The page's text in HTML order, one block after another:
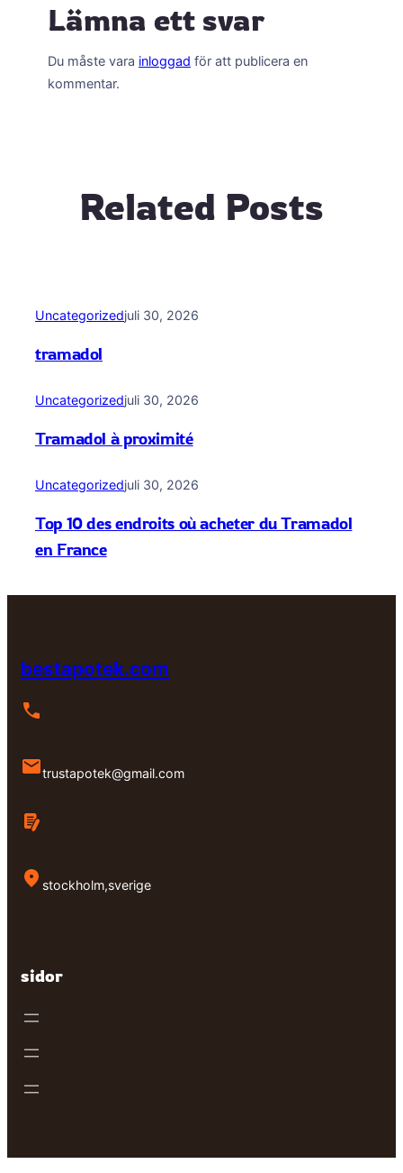
Lämna ett svar
Du måste vara inloggad för att publicera en
kommentar.
Related Posts
Uncategorizedjuli 30, 2026
tramadol
Uncategorizedjuli 30, 2026
Tramadol à proximité
Uncategorizedjuli 30, 2026
Top 10 des endroits où acheter du Tramadol
en France
bestapotek.com
trustapotek@gmail.com
stockholm,sverige
sidor